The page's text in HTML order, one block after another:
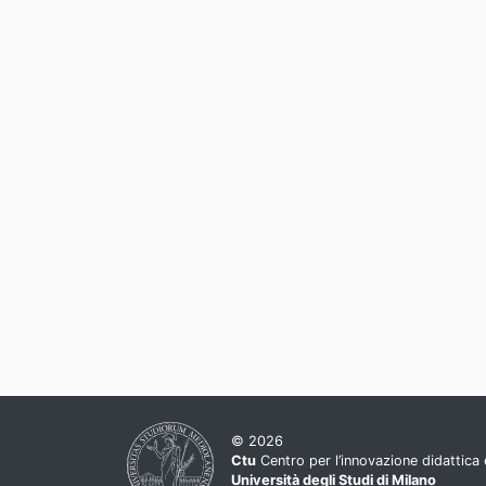
© 2026
Ctu Centro per l’innovazione
Università degli Studi di Milano